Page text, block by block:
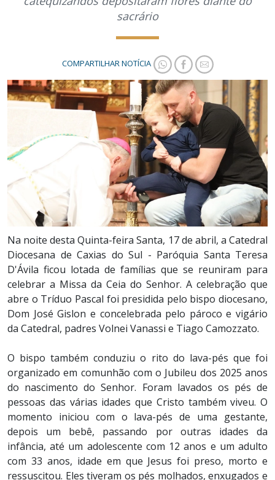
sacrário
COMPARTILHAR NOTÍCIA
Na noite desta Quinta-feira Santa, 17 de abril, a Catedral
Diocesana de Caxias do Sul - Paróquia Santa Teresa
D'Ávila ficou lotada de famílias que se reuniram para
celebrar a Missa da Ceia do Senhor. A celebração que
abre o Tríduo Pascal foi presidida pelo bispo diocesano,
Dom José Gislon e concelebrada pelo pároco e vigário
da Catedral, padres Volnei Vanassi e Tiago Camozzato.
O bispo também conduziu o rito do lava-pés que foi
organizado em comunhão com o Jubileu dos 2025 anos
do nascimento do Senhor. Foram lavados os pés de
pessoas das várias idades que Cristo também viveu. O
momento iniciou com o lava-pés de uma gestante,
depois um bebê, passando por outras idades da
infância, até um adolescente com 12 anos e um adulto
com 33 anos, idade em que Jesus foi preso, morto e
ressuscitou. Eles tiveram os pés molhados, enxugados e